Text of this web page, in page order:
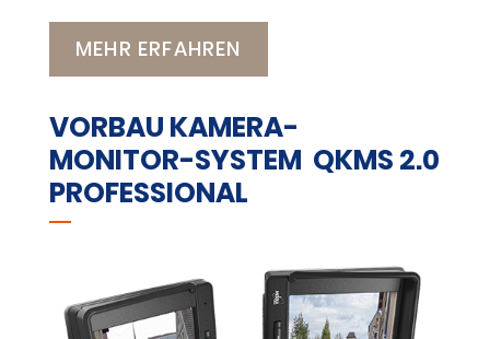
MEHR ERFAHREN
VORBAU KAMERA-
MONITOR-SYSTEM QKMS 2.0
PROFESSIONAL